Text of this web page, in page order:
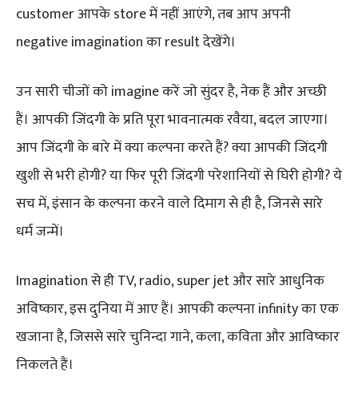
customer आपके store में नहीं आएंगे, तब आप अपनी
negative imagination का result देखेंगे।
उन सारी चीजों को imagine करें जो सुंदर है, नेक हैं और अच्छी
हैं। आपकी जिंदगी के प्रति पूरा भावनात्मक रवैया, बदल जाएगा।
आप जिंदगी के बारे में क्या कल्पना करते हैं? क्या आपकी जिंदगी
खुशी से भरी होगी? या फिर पूरी जिंदगी परेशानियों से घिरी होगी? ये
सच में, इंसान के कल्पना करने वाले दिमाग से ही है, जिनसे सारे
धर्म जन्में।
Imagination से ही TV, radio, super jet और सारे आधुनिक
अविष्कार, इस दुनिया में आए हैं। आपकी कल्पना infinity का एक
खजाना है, जिससे सारे चुनिन्दा गाने, कला, कविता और आविष्कार
निकलते हैं।